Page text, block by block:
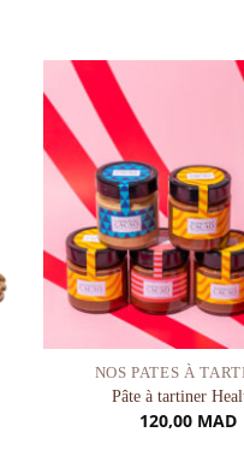
Ajouter à la
NOS PATES À
Pâte à tartiner
120,00 MAD